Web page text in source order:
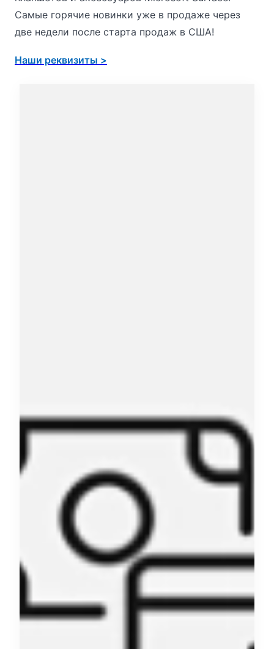
Самые горячие новинки уже в продаже через
две недели после старта продаж в США!
Наши реквизиты >